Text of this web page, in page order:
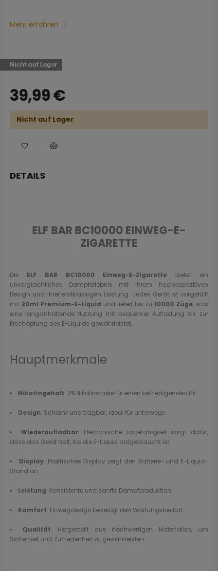
Mehr erfahren
Nicht auf Lager
39,99€
Nicht auf Lager
DETAILS
ELF BAR BC10000 EINWEG-E-
ZIGARETTE
Die ELF BAR BC10000 Einweg-E-Zigarette bietet ein
unvergleichliches Dampferlebnis mit ihrem hochkapazitiven
Design und ihrer erstklassigen Leistung. Jedes Gerät ist vorgefüllt
mit 20ml Premium-E-Liquid und liefert bis zu 10000 Züge, was
eine langanhaltende Nutzung mit bequemer Aufladung bis zur
Erschöpfung des E-Liquids gewährleistet.
Hauptmerkmale
Nikotingehalt: 2% Nikotinstärke für einen befriedigenden Hit
Design: Schlank und tragbar, ideal für unterwegs
Wiederaufladbar: Elektronische Ladefähigkeit sorgt dafür,
dass das Gerät hält, bis die E-Liquid aufgebraucht ist
Display: Praktisches Display zeigt den Batterie- und E-Liquid-
Stand an
Leistung: Konsistente und sanfte Dampfproduktion
Komfort: Einwegdesign beseitigt den Wartungsbedarf
Qualität: Hergestellt aus hochwertigen Materialien, um
Sicherheit und Zufriedenheit zu gewährleisten